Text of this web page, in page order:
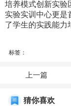
培养模式创新实验
实验实训中心更是
了学生的实践能力
标签：
上一篇
猜你喜欢